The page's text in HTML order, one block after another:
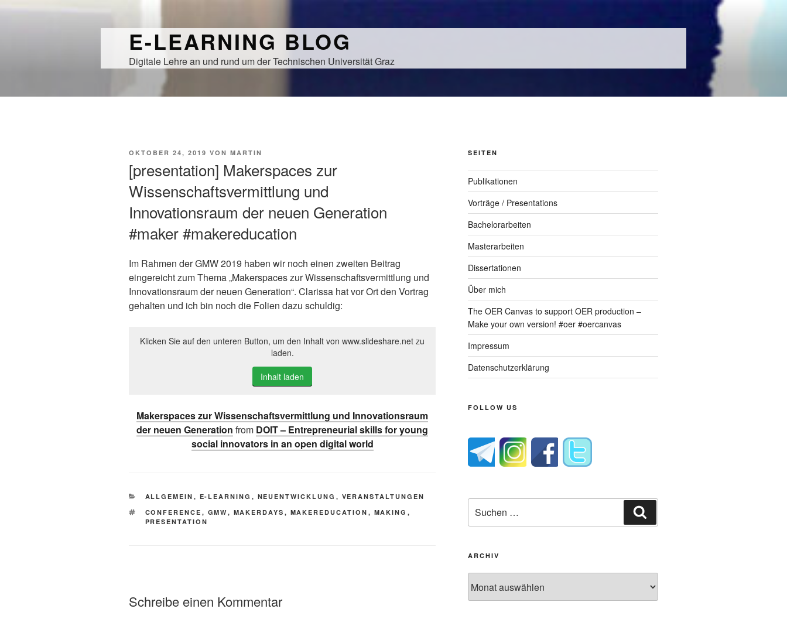
E-LEARNING BLOG
Digitale Lehre an und rund um der Technischen Universität Graz
VERÖFFENTLICHT
OKTOBER 24, 2019 VON MARTIN
[presentation] Makerspaces zur
Wissenschaftsvermittlung und
Innovationsraum der neuen Generation
#maker #makereducation
Im Rahmen der GMW 2019 haben wir noch einen zweiten Beitrag
eingereicht zum Thema „Makerspaces zur Wissenschaftsvermittlung und
Innovationsraum der neuen Generation“. Clarissa hat vor Ort den Vortrag
gehalten und ich bin noch die Folien dazu schuldig:
Klicken Sie auf den unteren Button, um den Inhalt von www.slideshare.net zu
laden.
Inhalt laden
Makerspaces zur Wissenschaftsvermittlung und Innovationsraum
der neuen Generation from DOIT – Entrepreneurial skills for young
social innovators in an open digital world
KATEGORIEN
ALLGEMEIN , E-LEARNING , NEUENTWICKLUNG , VERANSTALTUNGEN
SCHLAGWÖRTER
CONFERENCE , GMW , MAKERDAYS , MAKEREDUCATION , MAKING ,
PRESENTATION
Schreibe einen Kommentar
SEITEN
Publikationen
Vorträge / Presentations
Bachelorarbeiten
Masterarbeiten
Dissertationen
Über mich
The OER Canvas to support OER production –
Make your own version! #oer #oercanvas
Impressum
Datenschutzerklärung
FOLLOW US
nach:
ARCHIV